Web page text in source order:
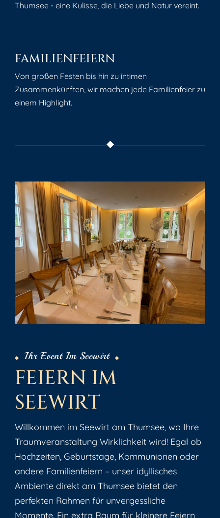
Thumsee - eine Kulisse, die Liebe und Natur vereint.
FAMILIENFEIERN
Von großen Festen bis hin zu intimen
Zusammenkünften, wir machen jede Familienfeier zu
einem Highlight.
Ihr Event Im Seewirt
FEIERN IM
SEEWIRT
Willkommen im Seewirt am Thumsee, wo Ihre
Traumveranstaltung Wirklichkeit wird! Egal ob
Hochzeiten, Geburtstage, Kommunionen oder
andere Familienfeiern – unser idyllisches
Ambiente direkt am Thumsee bietet den
perfekten Rahmen für unvergessliche
Momente. Ein extra Raum für kleinere Feiern